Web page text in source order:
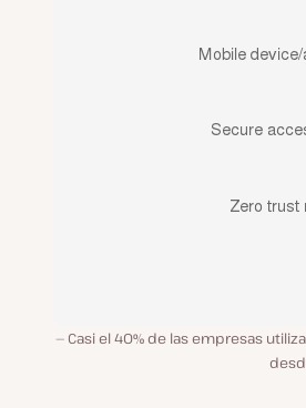
Casi el 40% de las empresas